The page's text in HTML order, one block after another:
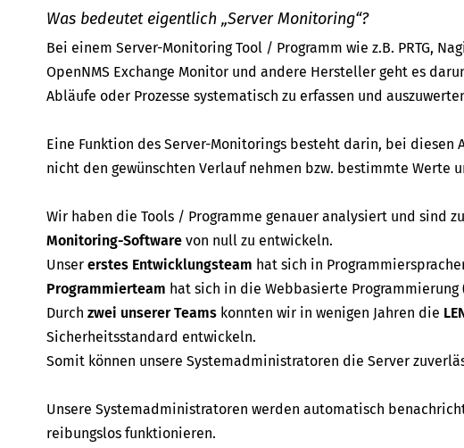
Was bedeutet eigentlich „Server Monitoring“?
Bei einem Server-Monitoring Tool / Programm wie z.B. PRTG,
OpenNMS Exchange Monitor und andere Hersteller geht es
Abläufe oder Prozesse systematisch zu erfassen und
Eine Funktion des Server-Monitorings besteht darin, bei diesen
nicht den gewünschten Verlauf nehmen bzw. bestimmte Werte
Wir haben die Tools / Programme genauer analysiert und sind
Monitoring-Software von null zu entwickeln.
Unser erstes Entwicklungsteam hat sich in
Programmierteam hat sich in die Webbasierte
Durch zwei unserer Teams konnten wir in wenigen Jahren die
Sicherheitsstandard entwickeln.
Somit können unsere Systemadministratoren die Server
Unsere Systemadministratoren werden automatisch
reibungslos funktionieren.